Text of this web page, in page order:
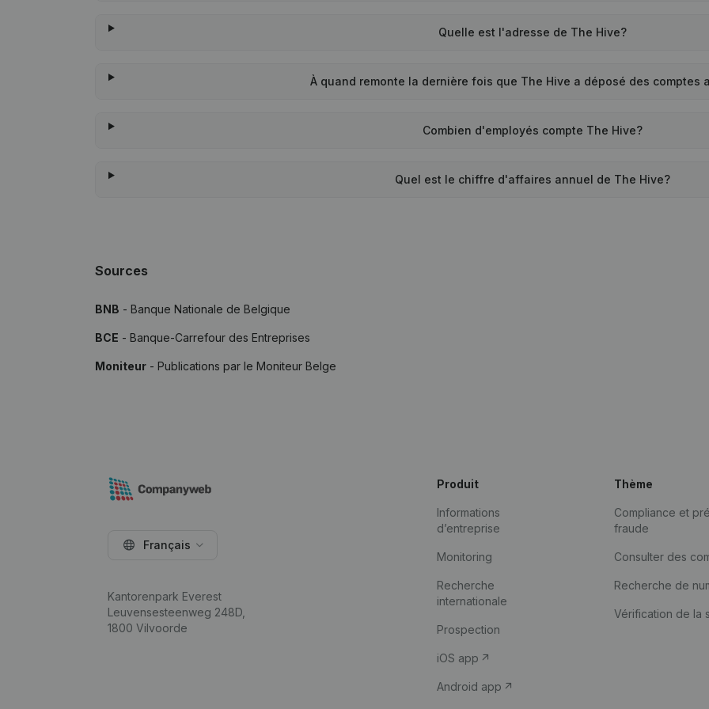
Quelle est l'adresse de The Hive?
À quand remonte la dernière fois que The Hive a déposé des comptes
Combien d'employés compte The Hive?
Quel est le chiffre d'affaires annuel de The Hive?
Sources
BNB - Banque Nationale de Belgique
BCE - Banque-Carrefour des Entreprises
Moniteur - Publications par le Moniteur Belge
Français
Kantorenpark Everest
Leuvensesteenweg 248D,
1800 Vilvoorde
Produit
Informations
d’entreprise
Monitoring
Recherche
internationale
Prospection
iOS app
Android app
Thème
Compliance et
fraude
Consulter des
Recherche de
Vérification de la